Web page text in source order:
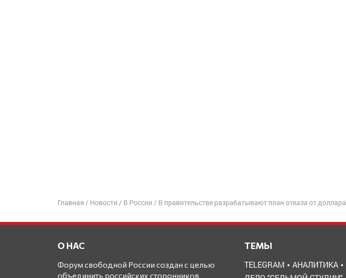
Главная / Новости / В России / В правительстве разрабатывают план отказа от доллара
О НАС
Форум свободной России создан с целью
объединить российских сторонников
ТЕМЫ
TELEGRAM АНАЛИТИКА